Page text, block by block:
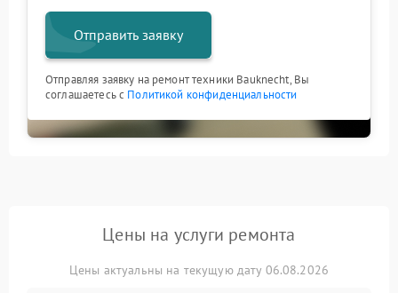
Отправить заявку
Отправляя заявку на ремонт техники Bauknecht, Вы
соглашаетесь с Политикой конфиденциальности
Цены на услуги ремонта
Цены актуальны на текущую дату 06.08.2026